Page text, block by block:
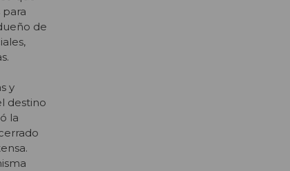
de
y
destino
la